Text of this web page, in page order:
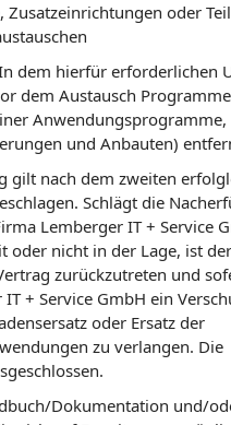
Zusatzeinrichtungen oder
dem hierfür erforderlichen
dem Austausch Programme
Anwendungsprogramme,
und Anbauten)
gilt nach dem zweiten
Schlägt die
Lemberger IT + Service
oder nicht in der Lage, ist
zurückzutreten und
+ Service GmbH ein
oder Ersatz der
zu verlangen. Die
Dokumentation und/